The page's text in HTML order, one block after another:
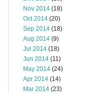
Nov 2014 (18)
Oct 2014 (20)
Sep 2014 (18)
Aug 2014 (9)
Jul 2014 (18)
Jun 2014 (11)
May 2014 (24)
Apr 2014 (14)
Mar 2014 (23)